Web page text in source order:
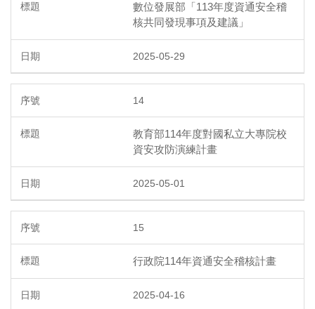
數位發展部「113年度資通安全稽
核共同發現事項及建議」
2025-05-29
14
教育部114年度對國私立大專院校
資安攻防演練計畫
2025-05-01
15
行政院114年資通安全稽核計畫
2025-04-16